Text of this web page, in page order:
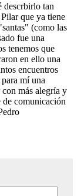
descrbirlo tan
que ya tiene
(como las
fue una
tenemos que
en ello una
encuentros
mí una
más alegría y
de comunicación